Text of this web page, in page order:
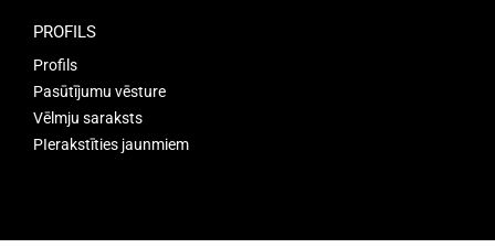
PROFILS
Profils
Pasūtījumu vēsture
Vēlmju saraksts
PIerakstīties jaunmiem